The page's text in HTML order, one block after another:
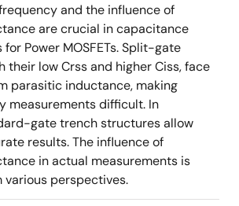
and the influence of
are crucial in capacitance
Power MOSFETs. Split-gate
their low Crss and higher Ciss, face
parasitic inductance, making
measurements difficult. In
gate trench structures allow
results. The influence of
in actual measurements is
various perspectives.